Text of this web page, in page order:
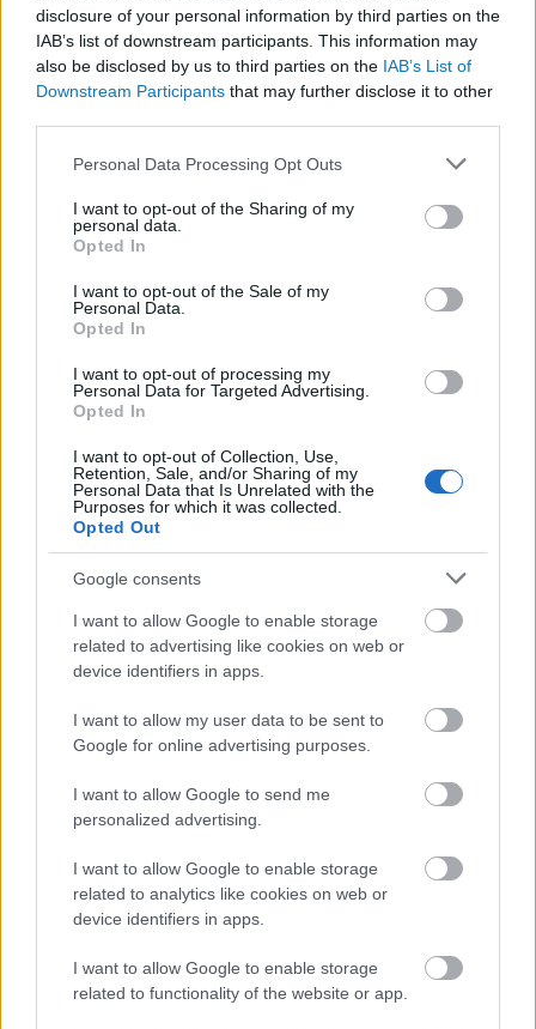
disclosure of your personal information by third parties on the
IAB’s list of downstream participants. This information may
also be disclosed by us to third parties on the IAB’s List of
Downstream Participants that may further disclose it to other
Please note that this website/app uses one or more Google
not limited to your visit or usage behaviour. You may click to
grant or deny consent to Google and its third-party tags to
use your data for below specified purposes in below Google
consent section.
Personal Data Processing Opt Outs
I want to opt-out of the Sharing of my
personal data.
Opted In
I want to opt-out of the Sale of my
Personal Data.
Opted In
I want to opt-out of processing my
Personal Data for Targeted Advertising.
Opted In
I want to opt-out of Collection, Use,
Retention, Sale, and/or Sharing of my
Personal Data that Is Unrelated with the
Purposes for which it was collected.
Opted Out
Google consents
I want to allow Google to enable storage
related to advertising like cookies on web or
device identifiers in apps.
I want to allow my user data to be sent to
Google for online advertising purposes.
I want to allow Google to send me
personalized advertising.
I want to allow Google to enable storage
related to analytics like cookies on web or
device identifiers in apps.
I want to allow Google to enable storage
related to functionality of the website or app.
Reform UK, Farage vezetésével. Kép forrása:
Farage a bevándorlást, a „nemzeti
központi témává, Polanski ezzel szemben a
„gazdasági igazságosságot” és a „remény
politikáját” hirdeti. A két párt kommunikációja
hasonlóan egyszerű, érzelmekre ható és
erősen személyiség-központú csak éppen
ellentétes irányban.
növekednek, még a hagyományosan
konzervatív körzetekben is. North Shropshire-
ben például a párttagság Polanski
megválasztása óta 50%-kal nőtt, és a vidéki
szervezetek szerint a „remény üzenete” ott is
rezonál. Polanski még a Reformtól is tudott
szavazókat elhúzni az újabb
közvéleménykutatások szerint, mivel
politikájában erősen hangsúlyozza, hogy az